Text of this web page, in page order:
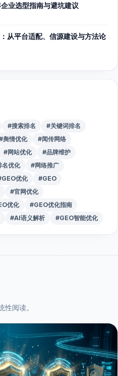
业选型指南与避坑建议
从平台适配、信源建设与方法论
#搜索排名
#关键词排名
舆情优化
#闻传网络
#网站优化
#品牌维护
名优化
#网络推广
优化
#GEO
#官网优化
优化
#GEO优化指南
#AI语义解析 #GEO智能优化
阅读。